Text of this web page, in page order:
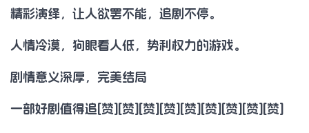
精彩演绎，让人欲罢不能，追剧不停。
人情冷漠，狗眼看人低，势利权力的游戏。
剧情意义深厚，完美结局
一部好剧值得追[赞][赞][赞][赞][赞][赞][赞][赞][赞]